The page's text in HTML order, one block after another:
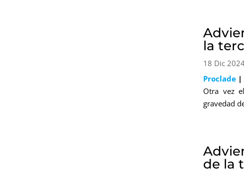
la
18 Dic
Proclade |
Otra vez
gravedad
de la